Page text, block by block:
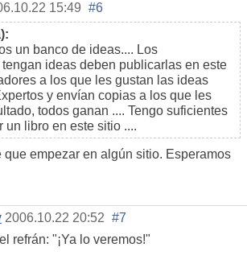
15:49 #6
un banco de ideas.... Los
ideas deben publicarlas en este
a los que les gustan las ideas
y envían copias a los que les
todos ganan .... Tengo suficientes
un libro en este sitio ....
que empezar en algún sitio. Esperamos
2006.10.22 20:52 #7
refrán: "¡Ya lo veremos!"